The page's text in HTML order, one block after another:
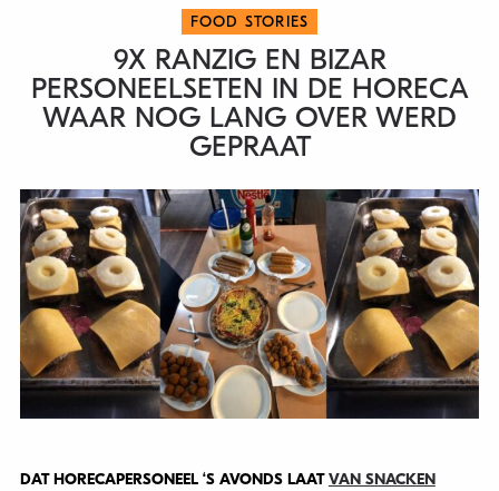
FOOD STORIES
9X RANZIG EN BIZAR
PERSONEELSETEN IN DE HORECA
WAAR NOG LANG OVER WERD
GEPRAAT
DAT HORECAPERSONEEL ‘S AVONDS LAATVAN SNACKEN